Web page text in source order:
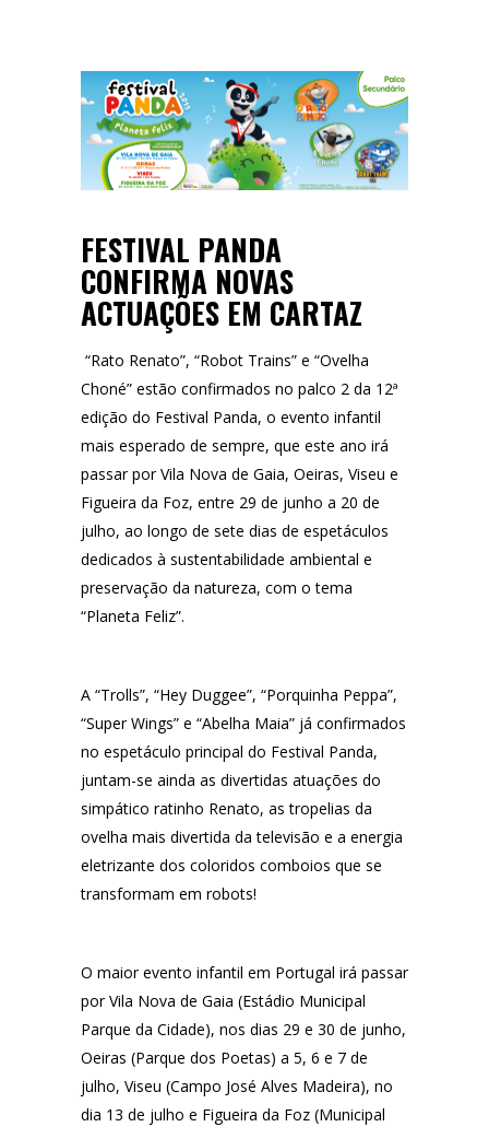
FESTIVAL PANDA
CONFIRMA NOVAS
ACTUAÇÕES EM CARTAZ
“Rato Renato”, “Robot Trains” e “Ovelha
Choné” estão confirmados no palco 2 da 12ª
edição do Festival Panda, o evento infantil
mais esperado de sempre, que este ano irá
passar porVila Nova de Gaia, Oeiras, Viseu e
Figueira da Foz, entre 29 de junho a 20 de
julho, ao longo de sete dias de espetáculos
dedicados à sustentabilidade ambiental e
preservação da natureza, com o tema
“Planeta Feliz”.
A “Trolls”, “Hey Duggee”, “Porquinha Peppa”,
“Super Wings” e “Abelha Maia” já confirmados
no espetáculo principal do Festival Panda,
juntam-se ainda as divertidas atuações do
simpático ratinho Renato, as tropelias da
ovelha mais divertida da televisão e a energia
eletrizante dos coloridos comboios que se
transformam em robots!
O maior evento infantil em Portugal irá passar
porVila Nova de Gaia (Estádio Municipal
Parque da Cidade), nos dias 29 e 30 de junho,
Oeiras (Parque dos Poetas) a 5, 6 e 7 de
julho, Viseu (Campo José Alves Madeira), no
dia 13 de julho e Figueira da Foz (Municipal